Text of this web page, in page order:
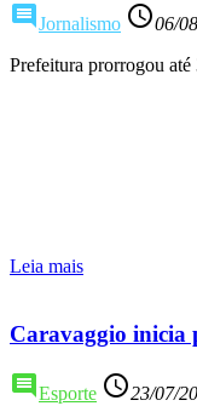
comment Jornalismo access_time06/
Prefeitura prorrogou
Leia mais
Caravaggio inicia
comment Esporte access_time23/07/